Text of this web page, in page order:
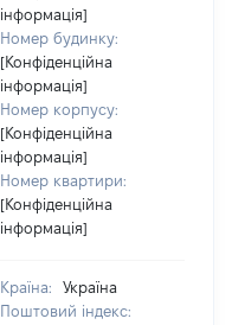
інформація]
Номер будинку:
[Конфіденційна
інформація]
Номер корпусу:
[Конфіденційна
інформація]
Номер квартири:
[Конфіденційна
інформація]
Країна:
Україна
Поштовий індекс: